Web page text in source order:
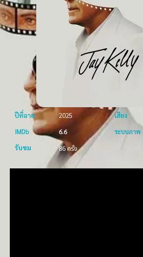
ปีที่ฉาย 2025 เสียง
IMDb
6.6 ระบบภาพ
รับชม
86 ครั้ง